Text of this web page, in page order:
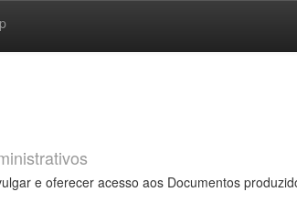
e oferecer acesso aos Documentos